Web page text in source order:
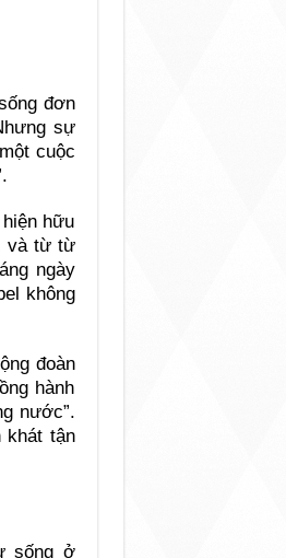
đơn
sự
cuộc
hữu
và từ từ
ngày
không
đoàn
hành
nước”.
khát tận
sống ở